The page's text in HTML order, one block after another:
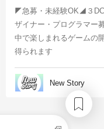
◤急募・未経験OK◢３
ザイナー・プログラマー
中で楽しまれるゲームの
得られます
New Story